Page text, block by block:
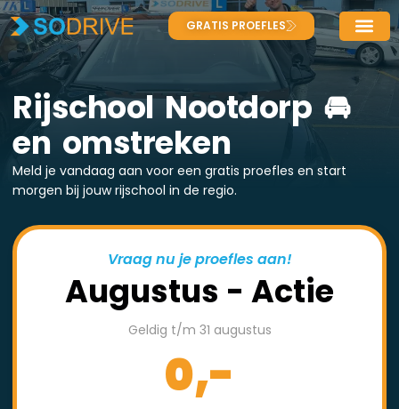
GRATIS PROEFLES
Rijschool Nootdorp 🚘
en omstreken
Meld je vandaag aan voor een gratis proefles en start
morgen bij jouw rijschool in de regio.
Vraag nu je proefles aan!
Augustus - Actie
Geldig t/m 31 augustus
0,-